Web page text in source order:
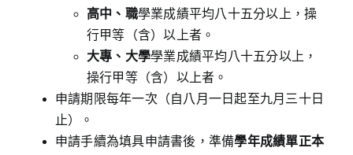
高中、職學業成績平均八十五分以上，操
行甲等（含）以上者。
大專、大學學業成績平均八十五分以上，
操行甲等（含）以上者。
申請期限每年一次（自八月一日起至九月三十日
止）。
申請手續為填具申請書後，準備學年成績單正本